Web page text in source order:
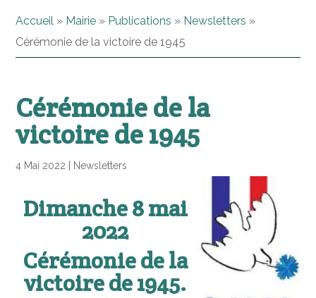
Accueil » Mairie » Publications » Newsletters »
Cérémonie de la victoire de 1945
Cérémonie de la
victoire de 1945
4 Mai 2022 Newsletters
Dimanche 8 mai
2022
Cérémonie de la
victoire de 1945.